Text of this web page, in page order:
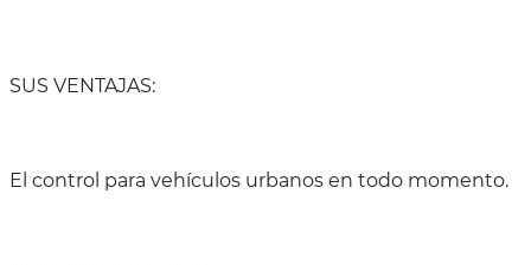
SUS VENTAJAS:
El control para vehículos urbanos en todo momento.